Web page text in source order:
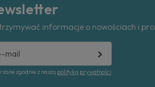
informacje o nowościach i
zgodnie z naszą polityką prywatności